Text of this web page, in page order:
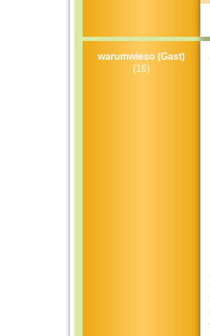
warumwieso (Gast)
(16)